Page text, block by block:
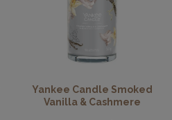
Yankee Candle Smoked
Vanilla & Cashmere